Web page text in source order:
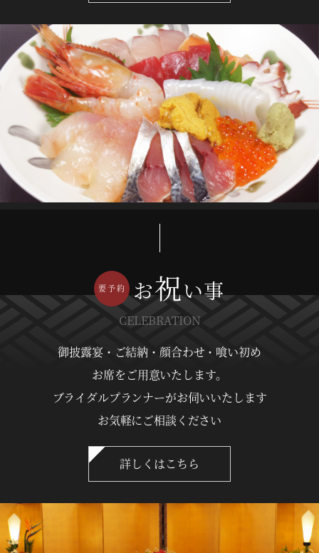
お祝い事
CELEBRATION
御披露宴・ご結納・顔合わせ・喰い初め
お席をご用意いたします。
ブライダルプランナーがお伺いいたします
お気軽にご相談ください
詳しくはこちら